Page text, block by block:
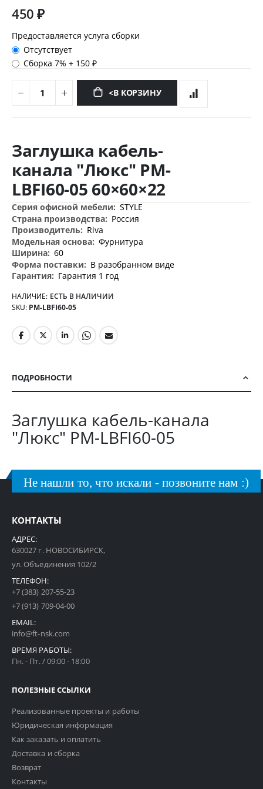
450 ₽
Предоставляется услуга сборки
Отсутствует
Сборка 7%+ 150 ₽
<В КОРЗИНУ
к
началу
изображений
Заглушка кабель-
канала "Люкс" PM-
LBFI60-05 60×60×22
Дополнительная
информация
STYLE
Россия
Riva
Фурнитура
60
В разобранном виде
Гарантия 1 год
НАЛИЧИЕ: ЕСТЬ В НАЛИЧИИ
SKU PM-LBFI60-05
ПОДРОБНОСТИ
Заглушка кабель-канала
"Люкс" PM-LBFI60-05
Не нашли то, что искали - позвоните нам :)
КОНТАКТЫ
АДРЕС:
630027 г. НОВОСИБИРСК,
ул. Объединения 102/2
ТЕЛЕФОН:
+7 (383) 207-55-23
+7 (913) 709-04-00
EMAIL:
info@ft-nsk.com
ВРЕМЯ РАБОТЫ:
Пн. - Пт. / 09:00 - 18:00
ПОЛЕЗНЫЕ ССЫЛКИ
Реализованные проекты и работы
Юридическая информация
Как заказать и оплатить
Доставка и сборка
Возврат
Контакты